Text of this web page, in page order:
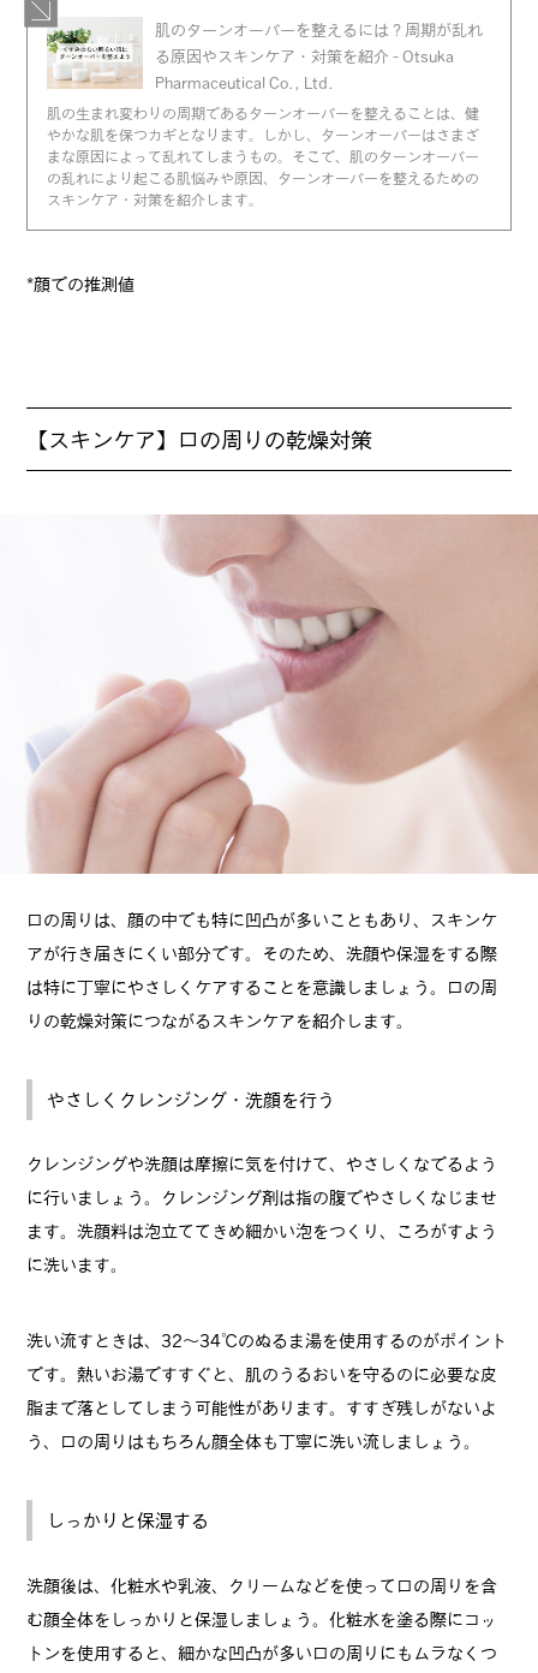
肌のターンオーバーを整えるには？周期が乱れ
る原因やスキンケア・対策を紹介 - Otsuka
Pharmaceutical Co., Ltd.
肌の生まれ変わりの周期であるターンオーバーを整えることは、健
やかな肌を保つカギとなります。しかし、ターンオーバーはさまざ
まな原因によって乱れてしまうもの。そこで、肌のターンオーバー
の乱れにより起こる肌悩みや原因、ターンオーバーを整えるための
スキンケア・対策を紹介します。
*顔での推測値
【スキンケア】口の周りの乾燥対策
口の周りは、顔の中でも特に凹凸が多いこともあり、スキンケ
アが行き届きにくい部分です。そのため、洗顔や保湿をする際
は特に丁寧にやさしくケアすることを意識しましょう。口の周
りの乾燥対策につながるスキンケアを紹介します。
やさしくクレンジング・洗顔を行う
クレンジングや洗顔は摩擦に気を付けて、やさしくなでるよう
に行いましょう。クレンジング剤は指の腹でやさしくなじませ
ます。洗顔料は泡立ててきめ細かい泡をつくり、ころがすよう
に洗います。
洗い流すときは、32〜34℃のぬるま湯を使用するのがポイント
です。熱いお湯ですすぐと、肌のうるおいを守るのに必要な皮
脂まで落としてしまう可能性があります。すすぎ残しがないよ
う、口の周りはもちろん顔全体も丁寧に洗い流しましょう。
しっかりと保湿する
洗顔後は、化粧水や乳液、クリームなどを使って口の周りを含
む顔全体をしっかりと保湿しましょう。化粧水を塗る際にコッ
トンを使用すると、細かな凹凸が多い口の周りにもムラなくつ